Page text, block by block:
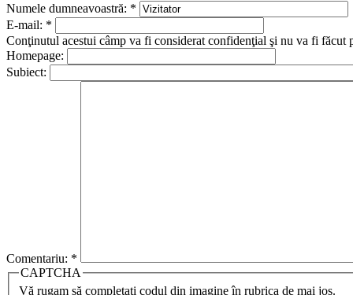
Numele dumneavoastră: *
E-mail: *
Conţinutul acestui câmp va fi considerat confidenţial şi nu va fi făcut
Homepage:
Subiect:
Comentariu: *
CAPTCHA
Vă rugam să completaţi codul din imagine în rubrica de mai jos.